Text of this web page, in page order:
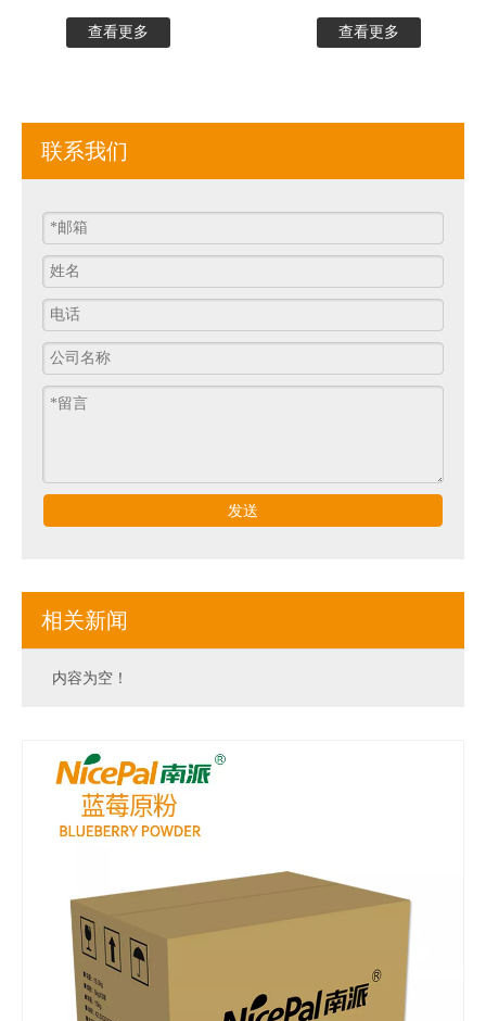
查看更多 查看更多
联系我们
发送
相关新闻
内容为空！